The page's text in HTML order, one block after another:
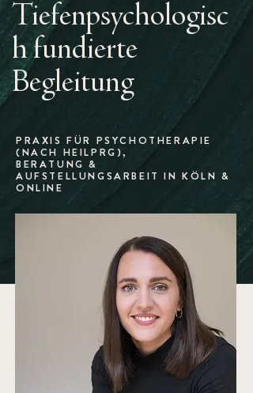
Tiefenpsychologisc
h fundierte
Begleitung
PRAXIS FÜR PSYCHOTHERAPIE
(NACH HEILPRG),
BERATUNG &
AUFSTELLUNGSARBEIT IN KÖLN &
ONLINE